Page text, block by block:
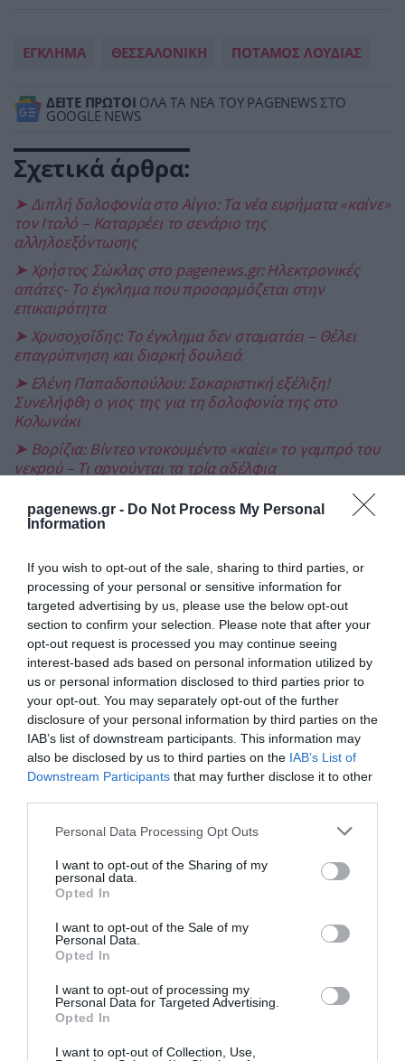
pagenews.gr - Do Not Process My Personal
Information
If you wish to opt-out of the sale, sharing to third parties, or
processing of your personal or sensitive information for
targeted advertising by us, please use the below opt-out
section to confirm your selection. Please note that after your
opt-out request is processed you may continue seeing
interest-based ads based on personal information utilized by
us or personal information disclosed to third parties prior to
your opt-out. You may separately opt-out of the further
disclosure of your personal information by third parties on the
IAB’s list of downstream participants. This information may
also be disclosed by us to third parties on the IAB’s List of
Downstream Participants that may further disclose it to other
Please note that this website/app uses one or more Google
not limited to your visit or usage behaviour. You may click to
grant or deny consent to Google and its third-party tags to
use your data for below specified purposes in below Google
consent section.
Personal Data Processing Opt Outs
I want to opt-out of the Sharing of my
personal data.
Opted In
I want to opt-out of the Sale of my
Personal Data.
Opted In
I want to opt-out of processing my
Personal Data for Targeted Advertising.
Opted In
I want to opt-out of Collection, Use,
ΕΓΚΛΗΜΑ ΘΕΣΣΑΛΟΝΙΚΗ ΠΟΤΑΜΟΣ ΛΟΥΔΙΑΣ
ΔΕΙΤΕ ΠΡΩΤΟΙ ΟΛΑ ΤΑ ΝΕΑ ΤΟΥ PAGENEWS ΣΤΟ
GOOGLE NEWS
Σχετικά άρθρα:
➤ Διπλή δολοφονία στο Αίγιο: Τα νέα ευρήματα «καίνε»
τον Ιταλό – Καταρρέει το σενάριο της
αλληλοεξόντωσης
➤ Χρήστος Σώκλας στο pagenews.gr: Ηλεκτρονικές
απάτες- Το έγκλημα που προσαρμόζεται στην
επικαιρότητα
➤ Χρυσοχοΐδης: Το έγκλημα δεν σταματάει – Θέλει
επαγρύπνηση και διαρκή δουλειά
➤ Ελένη Παπαδοπούλου: Σοκαριστική εξέλιξη!
Συνελήφθη ο γιος της για τη δολοφονία της στο
Κολωνάκι
➤ Βορίζια: Βίντεο ντοκουμέντο «καίει» το γαμπρό του
νεκρού – Τι αρνούνται τα τρία αδέλφια
➤ Εκρηκτική αύξηση του οργανωμένου εγκλήματος
στη Γερμανία
ΡΟΗ ΕΙΔΗΣΕΩΝ
Καταγγελίες-σοκ για τη Ζάκυνθο: 8
βιασμοί μέσα σε 20 ημέρες, 200 ασθενείς
καθημερινά στο Νοσοκομείο
06.08.2026 | 19:49
Κυψέλη: Συγκλονίζει η οικογένεια της
Βρετανίδας που βρέθηκε νεκρή σε
βαλίτσα -“Ήταν ανιδιοτελής άνθρωπος”
ΙΩΑΝΝΑ ΠΥΛΟΥΔΗ